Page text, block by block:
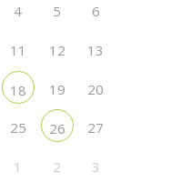
4 5 6
11 12 13
18 19 20
25 26 27
1 2 3